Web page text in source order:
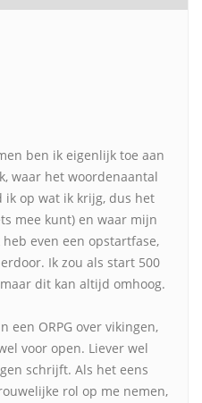
ben ik eigenlijk toe aan
waar het woordenaantal
ik op wat ik krijg, dus het
mee kunt) en waar mijn
even een opstartfase,
Ik zou als start 500
dit kan altijd omhoog.
een ORPG over vikingen,
voor open. Liever wel
schrijft. Als het eens
rol op me nemen,